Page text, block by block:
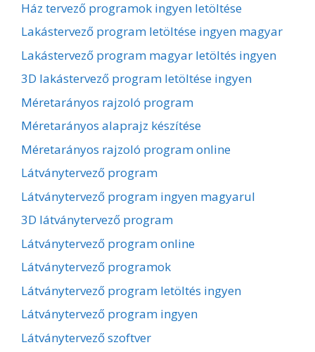
Ház tervező programok ingyen letöltése
Lakástervező program letöltése ingyen magyar
Lakástervező program magyar letöltés ingyen
3D lakástervező program letöltése ingyen
Méretarányos rajzoló program
Méretarányos alaprajz készítése
Méretarányos rajzoló program online
Látványtervező program
Látványtervező program ingyen magyarul
3D látványtervező program
Látványtervező program online
Látványtervező programok
Látványtervező program letöltés ingyen
Látványtervező program ingyen
Látványtervező szoftver